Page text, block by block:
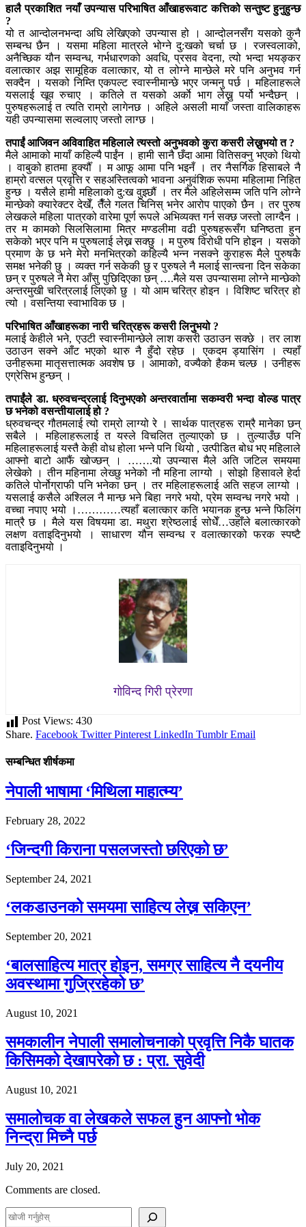
हालै प्रकाशित नयाँ उपन्यास परिभाषित आँखाहरूवाट कत्तिको सन्तुष्ट हुनुहुन्छ
?
यो त आन्दोलनभन्दा अघि लेखिएको उपन्यास हो । आन्दोलनसँग यसको कुनै
सम्बन्ध छैन । यसमा महिला मात्रले भोग्ने दु:खको चर्चा छ । रजस्वलाको,
अनैच्छिक यौन सम्वन्ध, गर्भधारणको अवधि, प्रसव वेदना, त्यो भन्दा भयङ्कर
वलात्कार अझ सामूहिक वलात्कार, यो त लोग्ने मान्छेले मरे पनि अनुभव गर्न
सक्दैन । यसको निम्ति एकपल्ट स्वास्नीमान्छे भएर जन्मनु पर्छ । महिलाहरूले
यसलाई खूव रुचाए । कतिले त यसको अर्काे भाग लेख्नु पर्यो भन्दैछन् ।
पुरुषहरूलाई त त्यति राम्रो लागेनछ । अहिले असली मायाँ जस्ता वालिकाहरू
यही उपन्यासमा सल्वलाए जस्तो लाग्छ ।
तपाईं आजिवन अविवाहित महिलाले त्यस्तो अनुभवको कुरा कसरी लेख्नुभयो त ?
मैले आमाको मायाँ कहिल्यै पाईंन । हामी सानै छँदा आमा वितिसक्नु भएको थियो
। वाबुको हातमा हुर्क्यौँ । म आफू आमा पनि भइनँ । तर नैसर्गिक हिसाबले नै
हाम्रो वत्सल प्रवृत्ति र सहअस्तित्वको भावना अनुवंशिक रूपमा महिलामा निहित
हुन्छ । यसैले हामी महिलाको दु:ख वुझ्छौं । तर मैले अहिलेसम्म जति पनि लोग्ने
मान्छेको क्यारेक्टर देखेँ, तैँले गलत चिनिस् भनेर आरोप पाएको छैन । तर पुरुष
लेखकले महिला पात्रको वारेमा पूर्ण रूपले अभिव्यक्त गर्न सक्छ जस्तो लाग्दैन ।
तर म कामको सिलसिलामा मित्र मण्डलीमा वढी पुरुषहरूसँग घनिष्ठता हुन
सकेको भएर पनि म पुरुषलाई लेख्न सक्छु । म पुरुष विरोधी पनि होइन । यसको
प्रमाण के छ भने मेरो मनभित्रको कहिल्यै भन्न नसक्ने कुराहरू मैले पुरुषकै
समक्ष भनेकी छु । व्यक्त गर्न सकेकी छु र पुरुषले नै मलाई सान्त्वना दिन सकेका
छन् र पुरुषले नै मेरा आँसु पुछिदिएका छन् ….मैले यस उपन्यासमा लोग्ने मान्छेको
अन्तरमुखी चरित्रलाई लिएको छु । यो आम चरित्र होइन । विशिष्ट चरित्र हो
त्यो । वसन्तिया स्वाभाविक छ ।
परिभाषित आँखाहरूका नारी चरित्रहरू कसरी लिनुभयो ?
मलाई केहीले भने, एउटी स्वास्नीमान्छेले लाश कसरी उठाउन सक्छे । तर लाश
उठाउन सक्ने आँट भएको थारु नै हुँदो रहेछ । एकदम ड्यासिंग । त्यहाँ
उनीहरूमा मातृसत्तात्मक अवशेष छ । आमाको, वज्यैको हैकम चल्छ । उनीहरू
एग्रेसिभ हुन्छन् ।
तपाईंले डा. ध्रुवचन्द्रलाई दिनुभएको अन्तरवार्तामा सकम्वरी भन्दा वोल्ड पात्र
छ भनेको वसन्तीयालाई हो ?
ध्रुवचन्द्र गौतमलाई त्यो राम्रो लाग्यो रे । सार्थक पात्रहरू राम्रै मानेका छन्
सबैले । महिलाहरूलाई त यस्ले विचलित तुल्याएको छ । तुल्याउँछ पनि
महिलाहरूलाई यस्तै केही वोध होला भन्ने पनि थियो , उत्पीडित बोध भए महिलाले
आफ्नो बाटो आफैं खोज्छन् । …….यो उपन्यास मैले अति जटिल समयमा
लेखेको । तीन महिनामा लेख्छु भनेको नौ महिना लाग्यो । सोझो हिसावले हेर्दा
कतिले पोर्नोग्राफी पनि भनेका छन् । तर महिलाहरूलाई अति सहज लाग्यो ।
यसलाई कसैले अश्लिल नै मान्छ भने बिहा नगरे भयो, प्रेम सम्वन्ध नगरे भयो ।
वच्चा नपाए भयो ।…………त्यहाँ बलात्कार कति भयानक हुन्छ भन्ने फिलिंग
मात्रै छ । मैले यस विषयमा डा. मथुरा श्रेष्ठलाई सोधेँ…उहाँले बलात्कारको
लक्षण वताइदिनुभयो । साधारण यौन सम्वन्ध र वलात्कारको फरक स्पष्टै
वताइदिनुभयो ।
गोविन्द गिरी प्रेरणा
Post Views: 430
Share. Facebook Twitter Pinterest LinkedIn Tumblr Email
सम्बन्धित शीर्षकमा
नेपाली भाषामा ‘मिथिला माहात्म्य’
February 28, 2022
‘जिन्दगी किराना पसलजस्तो छरिएको छ’
September 24, 2021
‘लकडाउनको समयमा साहित्य लेख्न सकिएन’
September 20, 2021
‘बालसाहित्य मात्र होइन, समग्र साहित्य नै दयनीय
अवस्थामा गुज्रिरहेको छ’
August 10, 2021
समकालीन नेपाली समालोचनाको प्रवृत्ति निकै घातक
किसिमको देखापरेको छ : प्रा. सुवेदी
August 10, 2021
समालोचक वा लेखकले सफल हुन आफ्नो भोक
निन्द्रा मिच्नै पर्छ
July 20, 2021
Comments are closed.
S
e